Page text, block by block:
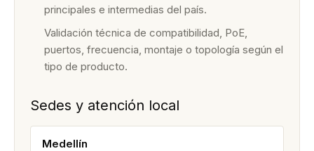
principales e intermedias del país.
Validación técnica de compatibilidad, PoE,
puertos, frecuencia, montaje o topología según el
tipo de producto.
Sedes y atención local
Medellín